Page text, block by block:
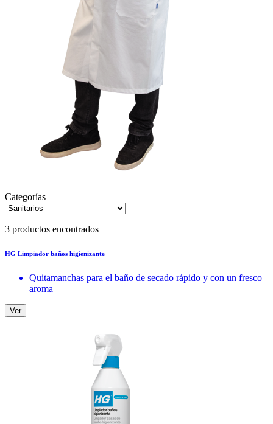
Categorías
3 productos encontrados
HG Limpiador baños higienizante
Quitamanchas para el baño de secado rápido y con un fresco
aroma
Ver